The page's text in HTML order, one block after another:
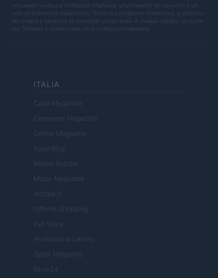
ve cuando visita una institución financiera, un proveedor de servicios o un
sitio de productos específicos. Todos los productos financieros, productos
de compra y servicios se presentan sin garantía. Al evaluar ofertas, consulte
los Términos y Condiciones de la institución financiera.
ITALIA
Casa Magazine
Cineverse Magazine
Donne Magazine
Food Blog
Milano Notizie
Motor Magazine
Notizie.it
Offerte Shopping
Pet Story
Professione Lavoro
Sport Magazine
Style24